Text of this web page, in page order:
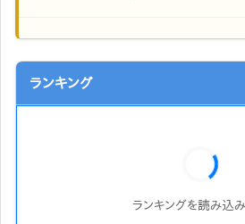
ランキング
ランキングを読み込